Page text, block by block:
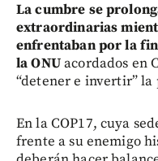
La cumbre se
extraordinarias
enfrentaban por la
la ONUacordados en
“detener e invertir”
En la COP17, cuya
frente a su enemigo